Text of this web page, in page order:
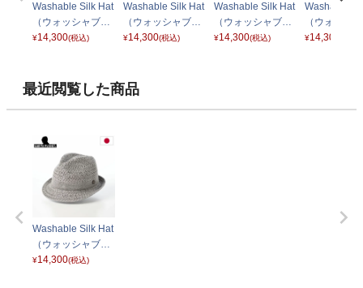
Washable Silk Hat
（ウォッシャブル
シルクハット）82
¥14,300(税込)
Washable Silk Hat
（ウォッシャブル
シルクハット）82
¥14,300(税込)
Washable Silk Hat
（ウォッシャブル
シルクハット）82
¥14,300(税込)
Washable
（ウォッシ
シルクハッ
¥14,300
最近閲覧した商品
Washable Silk Hat
（ウォッシャブル
シルクハット）82
¥14,300(税込)